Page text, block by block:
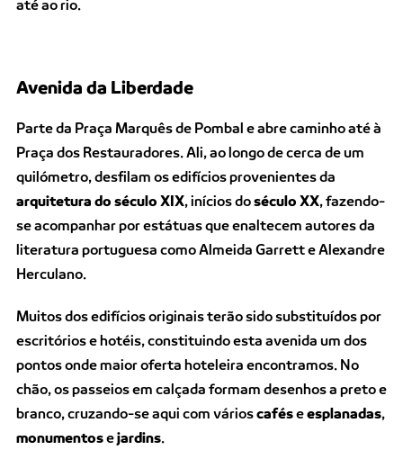
até ao rio.
Avenida da Liberdade
Parte da Praça Marquês de Pombal e abre caminho até à
Praça dos Restauradores. Ali, ao longo de cerca de um
quilómetro, desfilam os edifícios provenientes da
arquitetura do século XIX, inícios doséculo XX, fazendo-
se acompanhar por estátuas que enaltecem autores da
literatura portuguesa como Almeida Garrett e Alexandre
Herculano.
Muitos dos edifícios originais terão sido substituídos por
escritórios e hotéis, constituindo esta avenida um dos
pontos onde maior oferta hoteleira encontramos. No
chão,os passeios em calçada formam desenhos a preto e
branco, cruzando-se aqui com várioscaféseesplanadas,
monumentosejardins.